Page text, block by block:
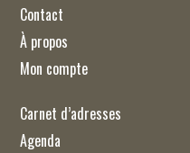
Contact
À propos
Mon compte
Carnet d’adresses
Agenda